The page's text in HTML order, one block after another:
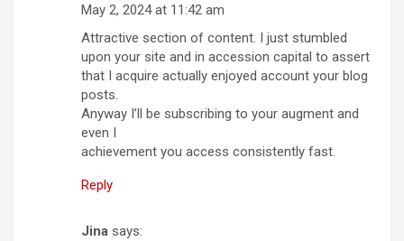
May 2, 2024 at 11:42 am
Attractive section of content. I just stumbled
upon your site and in accession capital to assert
that I acquire actually enjoyed account your blog
posts.
Anyway I’ll be subscribing to your augment and
even I
achievement you access consistently fast.
Reply
Jina says: